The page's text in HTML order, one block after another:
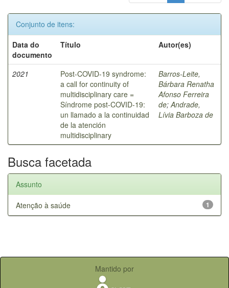
Conjunto de itens:
Data do
documento
Título Autor(es)
2021
Post-COVID-19 syndrome:
a call for continuity of
multidisciplinary care =
Síndrome post-COVID-19:
un llamado a la continuidad
de la atención
multidisciplinary
Barros-Leite,
Bárbara Renatha
Afonso Ferreira
de; Andrade,
Lívia Barboza de
Busca facetada
Assunto
1
Atenção à saúde
Mantido por